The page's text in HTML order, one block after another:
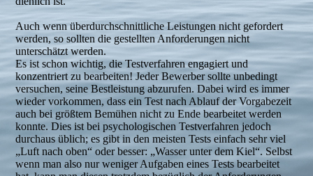
Auch wenn überdurchschnittliche Leistungen nicht gefordert
werden, so sollten die gestellten Anforderungen nicht
unterschätzt werden.
Es ist schon wichtig, die Testverfahren engagiert und
konzentriert zu bearbeiten! Jeder Bewerber sollte unbedingt
versuchen, seine Bestleistung abzurufen. Dabei wird es immer
wieder vorkommen, dass ein Test nach Ablauf der Vorgabezeit
auch bei größtem Bemühen nicht zu Ende bearbeitet werden
konnte. Dies ist bei psychologischen Testverfahren jedoch
durchaus üblich; es gibt in den meisten Tests einfach sehr viel
„Luft nach oben“ oder besser: „Wasser unter dem Kiel“. Selbst
wenn man also nur weniger Aufgaben eines Tests bearbeitet